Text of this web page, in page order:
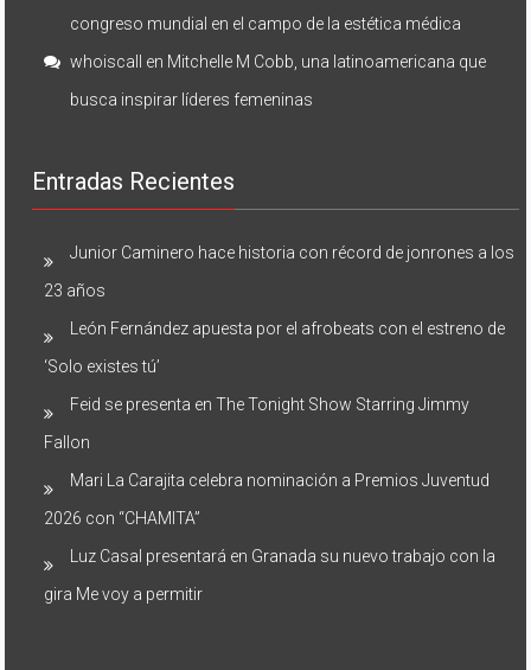
congreso mundial en el campo de la estética médica
whoiscall en Mitchelle M Cobb, una latinoamericana que
busca inspirar líderes femeninas
Entradas Recientes
Junior Caminero hace historia con récord de jonrones a los
23 años
León Fernández apuesta por el afrobeats con el estreno de
‘Solo existes tú’
Feid se presenta en The Tonight Show Starring Jimmy
Fallon
Mari La Carajita celebra nominación a Premios Juventud
2026 con “CHAMITA”
Luz Casal presentará en Granada su nuevo trabajo con la
gira Me voy a permitir